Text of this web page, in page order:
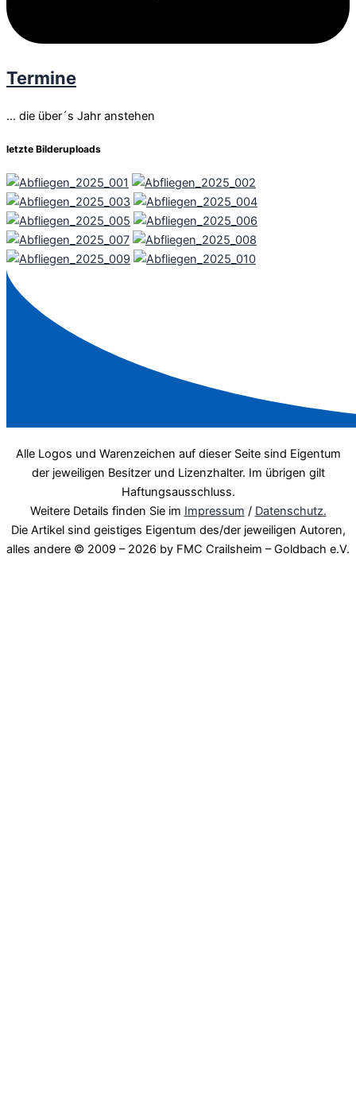
Termine
... die über´s Jahr anstehen
letzte Bilderuploads
Alle Logos und Warenzeichen auf dieser Seite sind Eigentum
der jeweiligen Besitzer und Lizenzhalter. Im übrigen gilt
Haftungsausschluss.
Weitere Details finden Sie im Impressum / Datenschutz.
Die Artikel sind geistiges Eigentum des/der jeweiligen Autoren,
alles andere © 2009 – 2026 by FMC Crailsheim – Goldbach e.V.